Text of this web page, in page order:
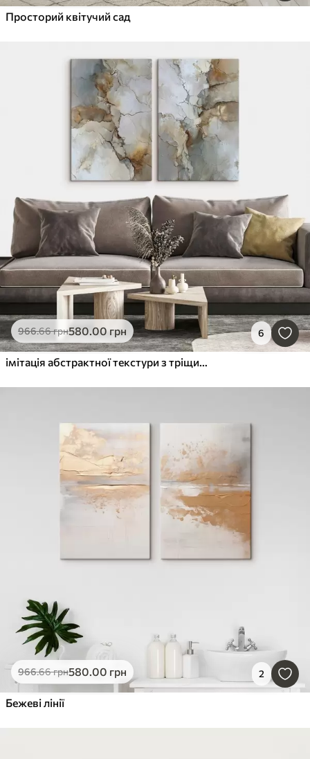
Просторий квітучий сад
966.66грн580.00 грн 6
імітація абстрактної текстури з тріщинами
966.66грн580.00 грн 2
Бежеві лінії